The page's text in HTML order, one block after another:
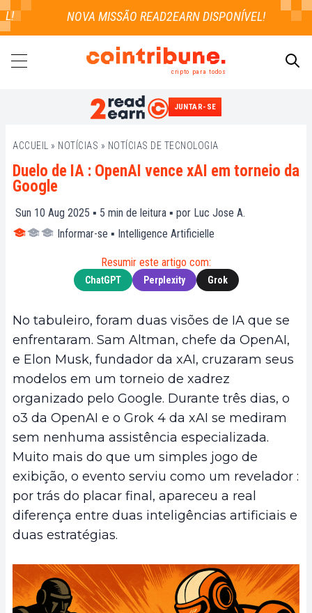
cripto para todos
JUNTAR-SE
ACCUEIL » NOTÍCIAS » NOTÍCIAS DE TECNOLOGIA
Duelo de IA : OpenAI vence xAI em torneio da
Google
Sun 10 Aug 2025 ▪ 5 min de leitura ▪ por Luc Jose A.
Informar-se ▪ Intelligence Artificielle
Resumir este artigo com:
ChatGPT Perplexity Grok
No tabuleiro, foram duas visões de IA que se
enfrentaram. Sam Altman, chefe da OpenAI,
e Elon Musk, fundador da xAI, cruzaram seus
modelos em um torneio de xadrez
organizado pelo Google. Durante três dias, o
o3 da OpenAI e o Grok 4 da xAI se mediram
sem nenhuma assistência especializada.
Muito mais do que um simples jogo de
exibição, o evento serviu como um revelador :
por trás do placar final, apareceu a real
diferença entre duas inteligências artificiais e
duas estratégias.